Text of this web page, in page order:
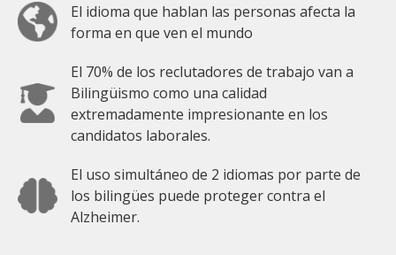
El idioma que hablan las personas afecta la
forma en que ven el mundo
El 70% de los reclutadores de trabajo van a
Bilingüismo como una calidad
extremadamente impresionante en los
candidatos laborales.
El uso simultáneo de 2 idiomas por parte de
los bilingües puede proteger contra el
Alzheimer.